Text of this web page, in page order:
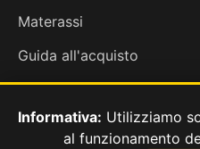
Materassi
Guida all'acquisto
Test del riposo
Informativa: Utilizziamo
al funzionamento